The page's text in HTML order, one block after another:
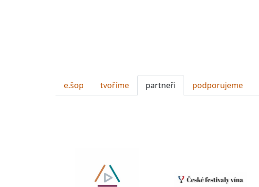
e.šop tvoříme partneři podporujeme